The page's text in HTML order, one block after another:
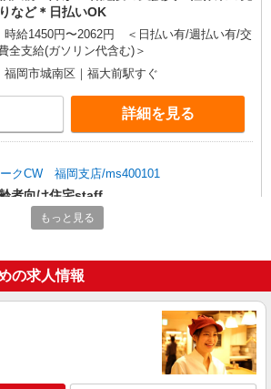
など＊日払いOK
時給1450円〜2062円 ＜日払い有/週払い有/交
全支給(ガソリン代含む)＞
福岡市城南区｜福大前駅すぐ
詳細を見る
ークCW 福岡支店/ms400101
者向け住宅staff
時給1400円 ◆前払い・日払い・週払いOK
イパ最強！希望の働き方が叶う有料住宅のス
フ★＠福岡市城南区
もっと見る
の求人情報